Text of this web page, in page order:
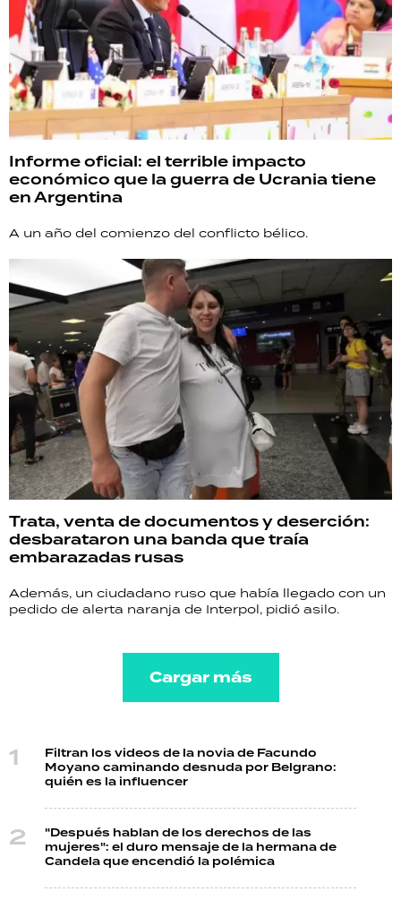
Informe oficial: el terrible impacto
económico que la guerra de Ucrania tiene
en Argentina
A un año del comienzo del conflicto bélico.
Trata, venta de documentos y deserción:
desbarataron una banda que traía
embarazadas rusas
Además, un ciudadano ruso que había llegado con un
pedido de alerta naranja de Interpol, pidió asilo.
Cargar más
Filtran los videos de la novia de Facundo
Moyano caminando desnuda por Belgrano:
quién es la influencer
"Después hablan de los derechos de las
mujeres": el duro mensaje de la hermana de
Candela que encendió la polémica